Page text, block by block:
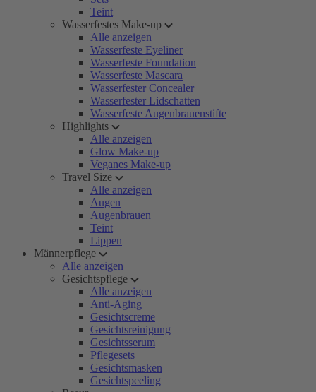
Teint
Wasserfestes Make-up
Alle anzeigen
Wasserfeste Eyeliner
Wasserfeste Foundation
Wasserfeste Mascara
Wasserfester Concealer
Wasserfester Lidschatten
Wasserfeste Augenbrauenstifte
Highlights
Alle anzeigen
Glow Make-up
Veganes Make-up
Travel Size
Alle anzeigen
Augen
Augenbrauen
Teint
Lippen
Männerpflege
Alle anzeigen
Gesichtspflege
Alle anzeigen
Anti-Aging
Gesichtscreme
Gesichtsreinigung
Gesichtsserum
Pflegesets
Gesichtsmasken
Gesichtspeeling